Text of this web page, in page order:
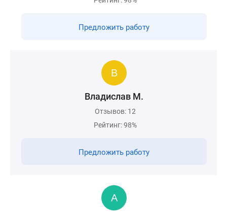
Предложить работу
Владислав М.
Отзывов: 12
Рейтинг: 98%
Предложить работу